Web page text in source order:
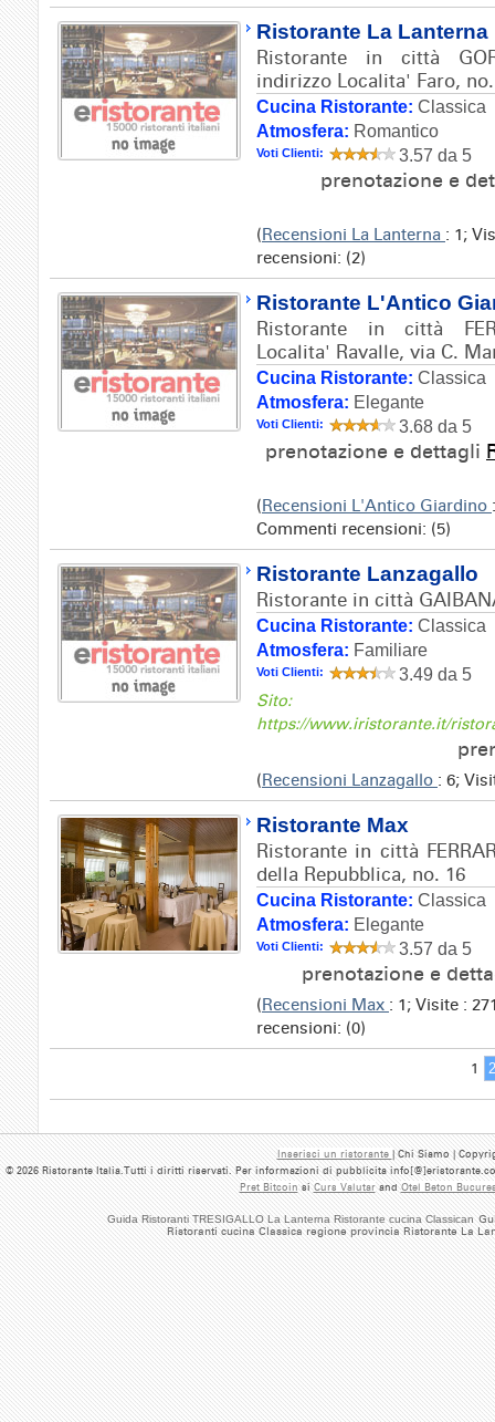
Guida Ristoranti TRESIGALLO La Lanterna Ristorante cucina Classican
Ristoranti cucina Classica regione provincia Ristorante La
Ristorante La Lanterna
Ristorante in città
indirizzo Localita' Faro, no.
Cucina Ristorante: Classica
Atmosfera: Romantico
Voti Clienti: 3.57 da 5
prenotazione e
(Recensioni La Lanterna : 1;
recensioni: (2)
Ristorante L'Antico
Ristorante in città
Localita' Ravalle, via C.
Cucina Ristorante: Classica
Atmosfera: Elegante
Voti Clienti: 3.68 da 5
prenotazione e dettagli
(Recensioni L'Antico Giardino
Commenti recensioni: (5)
Ristorante Lanzagallo
Ristorante in città
Cucina Ristorante: Classica
Atmosfera: Familiare
Voti Clienti: 3.49 da 5
Sito:
https://www.iristorante.it/
(Recensioni Lanzagallo : 6;
Ristorante Max
Ristorante in città
della Repubblica, no. 16
Cucina Ristorante: Classica
Atmosfera: Elegante
Voti Clienti: 3.57 da 5
prenotazione e
(Recensioni Max : 1; Visite :
recensioni: (0)
1 2
Inserisci un ristorante | Chi Siamo |
© 2026 Ristorante Italia.Tutti i diritti riservati. Per informazioni di pubblicita
Pret BitcoinsiCurs ValutarandOtel Beton